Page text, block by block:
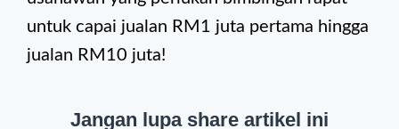
untuk capai jualan RM1 juta pertama hingga
jualan RM10 juta!
Jangan lupa share artikel ini